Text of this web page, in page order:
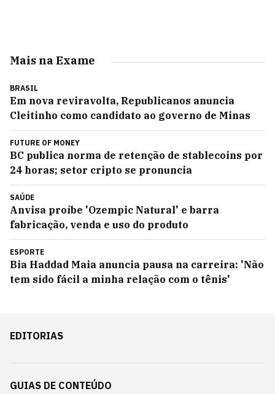
Mais na Exame
BRASIL
Em nova reviravolta, Republicanos anuncia
Cleitinho como candidato ao governo de Minas
FUTURE OF MONEY
BC publica norma de retenção de stablecoins por
24 horas; setor cripto se pronuncia
SAÚDE
Anvisa proíbe 'Ozempic Natural' e barra
fabricação, venda e uso do produto
ESPORTE
Bia Haddad Maia anuncia pausa na carreira: 'Não
tem sido fácil a minha relação com o tênis'
EDITORIAS
GUIAS DE CONTEÚDO